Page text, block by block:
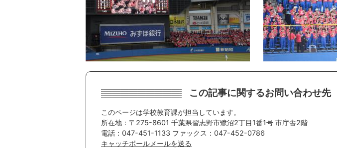
この記事に関するお問い合わせ先
このページは学校教育課が担当しています。
所在地：〒275-8601 千葉県習志野市鷺沼2丁目1番1号 市庁舎2階
電話：047-451-1133 ファックス：047-452-0786
キャッチボールメールを送る